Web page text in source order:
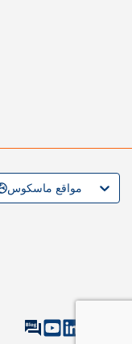
مواقع ماسكوس